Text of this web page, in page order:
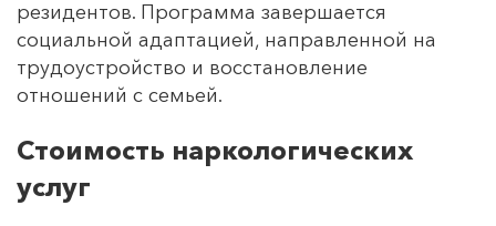
резидентов. Программа завершается
социальной адаптацией, направленной на
трудоустройство и восстановление
отношений с семьей.
Стоимость наркологических
услуг